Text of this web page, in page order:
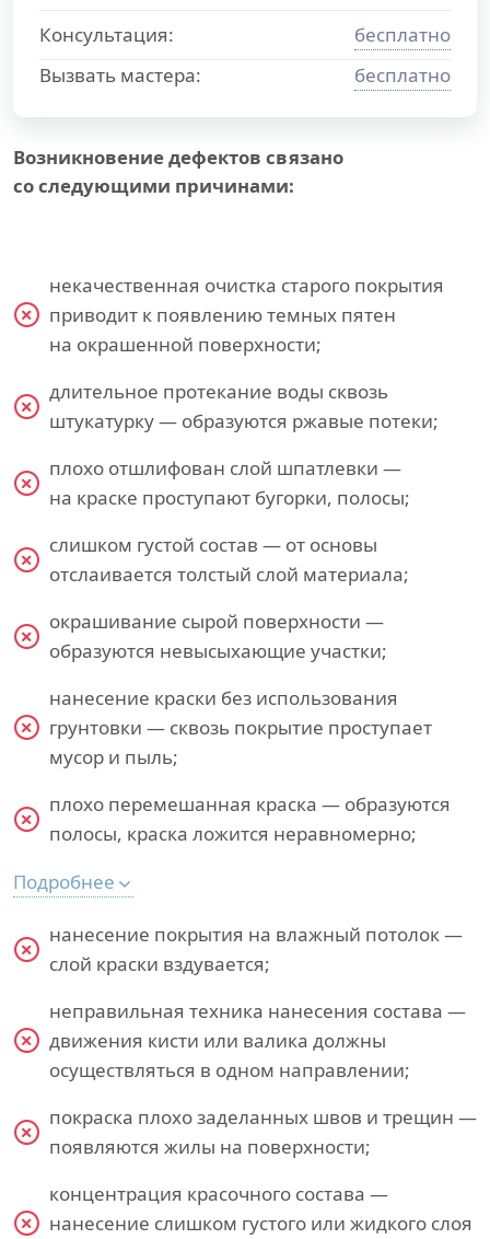
Консультация:
бесплатно
Вызвать мастера:
бесплатно
Возникновение дефектов связано
со следующими причинами:
некачественная очистка старого покрытия
приводит к появлению темных пятен
на окрашенной поверхности;
длительное протекание воды сквозь
штукатурку — образуются ржавые потеки;
плохо отшлифован слой шпатлевки —
на краске проступают бугорки, полосы;
слишком густой состав — от основы
отслаивается толстый слой материала;
окрашивание сырой поверхности —
образуются невысыхающие участки;
нанесение краски без использования
грунтовки — сквозь покрытие проступает
мусор и пыль;
плохо перемешанная краска — образуются
полосы, краска ложится неравномерно;
Подробнее
нанесение покрытия на влажный потолок —
слой краски вздувается;
неправильная техника нанесения состава —
движения кисти или валика должны
осуществляться в одном направлении;
покраска плохо заделанных швов и трещин —
появляются жилы на поверхности;
концентрация красочного состава —
нанесение слишком густого или жидкого слоя